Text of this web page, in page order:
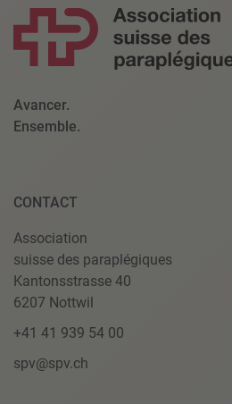
Avancer.
Ensemble.
CONTACT
Association
suisse des paraplégiques
Kantonsstrasse 40
6207 Nottwil
+41 41 939 54 00
spv@spv.ch